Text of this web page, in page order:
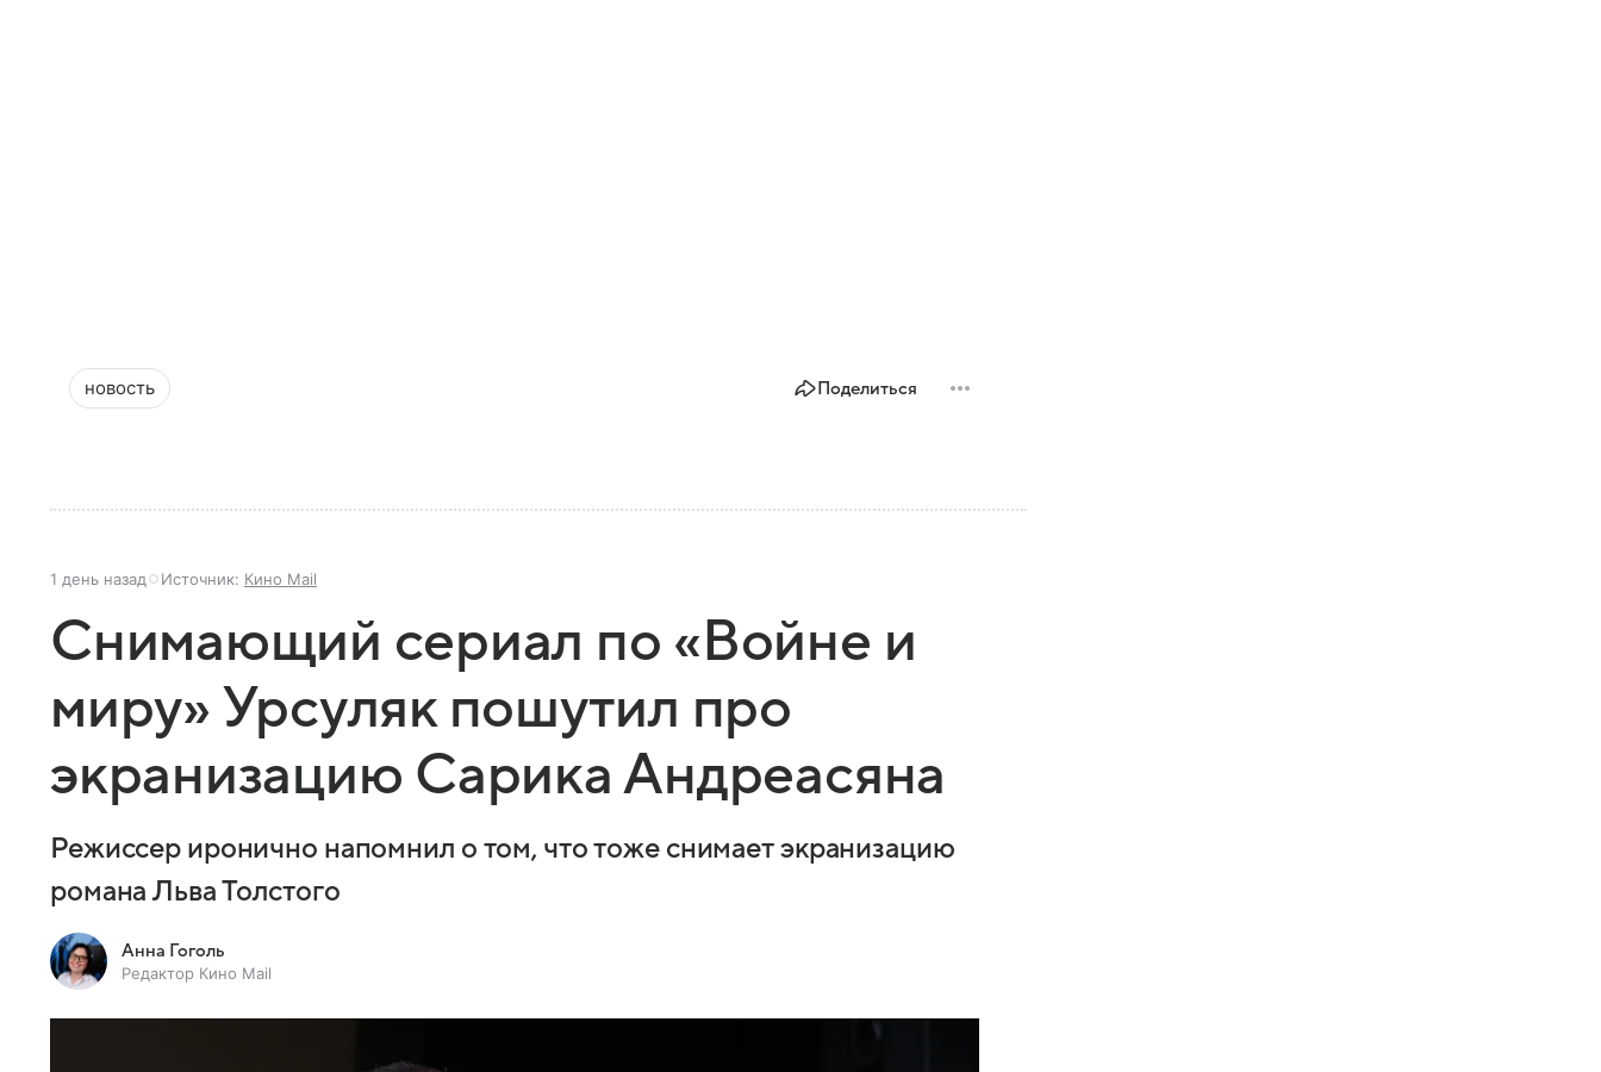
новость Поделиться
1 день назад Источник: Кино Mail
Снимающий сериал по «Войне и
миру» Урсуляк пошутил про
экранизацию Сарика Андреасяна
Режиссер иронично напомнил о том, что тоже снимает экранизацию
романа Льва Толстого
Анна Гоголь
Редактор Кино Mail